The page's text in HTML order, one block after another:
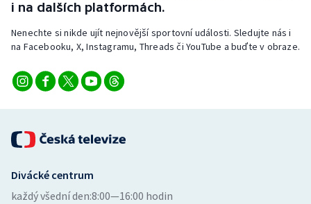
i na dalších platformách.
Nenechte si nikde ujít nejnovější sportovní události. Sledujte nás i
na Facebooku, X, Instagramu, Threads či YouTube a buďte v obraze.
Divácké centrum
každý všední den:8:00—16:00 hodin